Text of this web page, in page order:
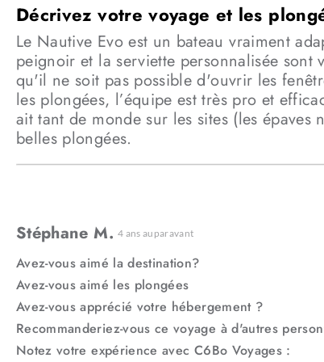
Le Nautive Evo est un bateau vraiment
peignoir et la serviette personnalisée
qu'il ne soit pas possible d'ouvrir les
les plongées, l’équipe est très pro et
ait tant de monde sur les sites (les épaves
belles plongées.
Stéphane M. 4 ans auparavant
Avez-vous aimé la destination?
Avez-vous aimé les plongées
Avez-vous apprécié votre hébergement ?
Recommanderiez-vous ce voyage à d'autres
Notez votre expérience avec C6Bo Voyages :